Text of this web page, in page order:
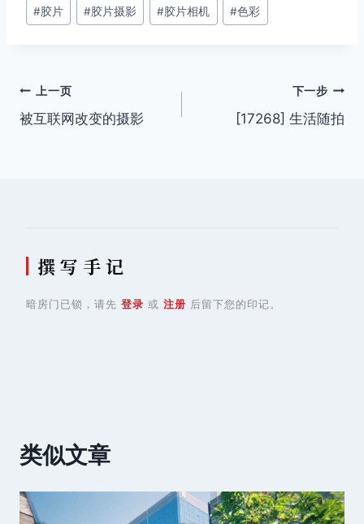
标
#胶片 #胶片摄影 #胶片相机 #色彩
文
章
上一页
被互联网改变的摄影
下一步
[17268] 生活随拍
撰 写 手 记
暗房门已锁，请先 登录 或 注册 后留下您的印记。
类似文章